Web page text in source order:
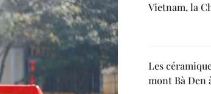
Vietnam, la
Les
mont Bà Den